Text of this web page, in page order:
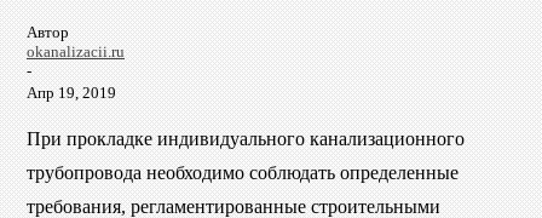
Автор
okanalizacii.ru
-
Апр 19, 2019
При прокладке индивидуального канализационного
трубопровода необходимо соблюдать определенные
требования, регламентированные строительными